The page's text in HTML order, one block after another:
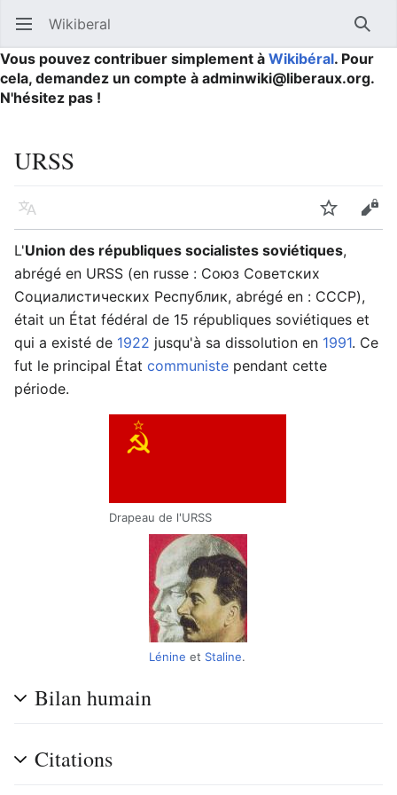
Ouvrir le menu principal Wikiberal
Vous pouvez contribuer simplement à Wikibéral. Pour
cela, demandez un compte à adminwiki@liberaux.org.
N'hésitez pas !
URSS
Langue Suivre
L'Union des républiques socialistes soviétiques,
abrégé en URSS (en russe : Союз Советских
Социалистических Республик, abrégé en : СССР),
était un État fédéral de 15 républiques soviétiques et
qui a existé de 1922 jusqu'à sa dissolution en 1991. Ce
fut le principal État communiste pendant cette
période.
Drapeau de l'URSS
Lénine et Staline.
Bilan humain
Citations